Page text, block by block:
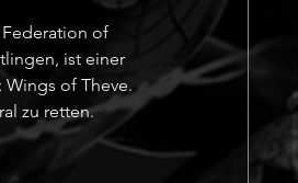
of
ist einer
of Theve.
zu retten.